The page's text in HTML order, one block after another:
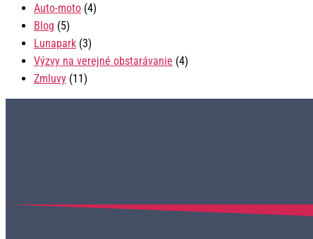
Auto-moto (4)
Blog (5)
Lunapark (3)
Výzvy na verejné obstarávanie (4)
Zmluvy (11)